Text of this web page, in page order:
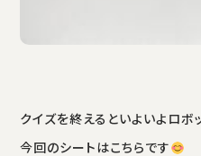
クイズを終えるといよいよロボ
今回のシートはこちらです